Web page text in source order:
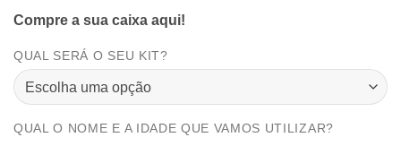
Compre a sua caixa aqui!
QUAL SERÁ O SEU KIT?
QUAL O NOME E A IDADE QUE VAMOS UTILIZAR?